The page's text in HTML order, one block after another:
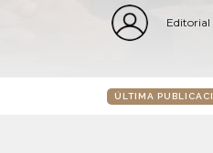
Editorial
ÚLTIMA